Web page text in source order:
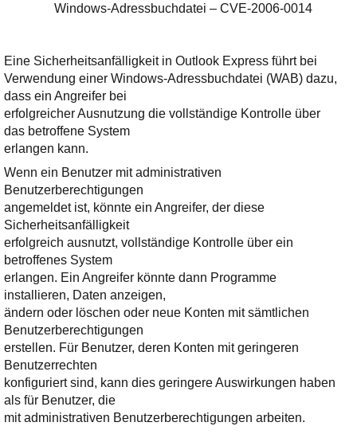
Windows-Adressbuchdatei – CVE-2006-0014
Eine Sicherheitsanfälligkeit in Outlook Express führt bei
Verwendung einer Windows-Adressbuchdatei (WAB) dazu,
dass ein Angreifer bei
erfolgreicher Ausnutzung die vollständige Kontrolle über
das betroffene System
erlangen kann.
Wenn ein Benutzer mit administrativen
Benutzerberechtigungen
angemeldet ist, könnte ein Angreifer, der diese
Sicherheitsanfälligkeit
erfolgreich ausnutzt, vollständige Kontrolle über ein
betroffenes System
erlangen. Ein Angreifer könnte dann Programme
installieren, Daten anzeigen,
ändern oder löschen oder neue Konten mit sämtlichen
Benutzerberechtigungen
erstellen. Für Benutzer, deren Konten mit geringeren
Benutzerrechten
konfiguriert sind, kann dies geringere Auswirkungen haben
als für Benutzer, die
mit administrativen Benutzerberechtigungen arbeiten.